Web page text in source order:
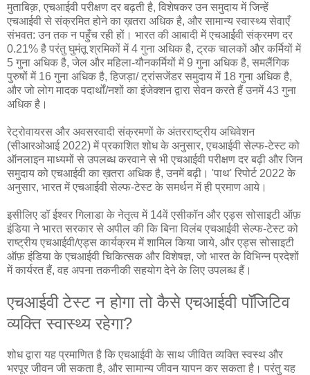
मुताबिक़, एचआईवी परीक्षण दर बढ़ती है, विशेषकर उन समुदाय में जिन्हें
एचआईवी से संक्रमित होने का ख़तरा अधिक है, और सामान्य स्वास्थ्य सेवाएँ
संभवत: उन तक न पहुँच रही हों। भारत की आबादी में एचआईवी संक्रमण दर
0.21% है परंतु घुमंतू श्रमिकों में 4 गुना अधिक है, ट्रक चालकों और कर्मियों में
5 गुना अधिक है, जेल और महिला-यौनकर्मियों में 9 गुना अधिक है, समलैंगिक
पुरुषों में 16 गुना अधिक है, हिजड़ा/ ट्रांसजेंडर समुदाय में 18 गुना अधिक है,
और जो लोग मादक पदार्थों/नशों का इंजेक्शन द्वारा सेवन करते हैं उनमें 43 गुना
अधिक है।
रेट्रोवायरस और अवसरवादी संक्रमणों के अंतरराष्ट्रीय अधिवेशन
(सीआरओआई 2022) में प्रकाशित शोध के अनुसार, एचआईवी सेल्फ-टेस्ट को
ऑनलाइन माध्यमों से उपलब्ध करवाने से भी एचआईवी परीक्षण दर बढ़ी और जिन
समुदाय को एचआईवी का ख़तरा अधिक है, उनमें बढ़ी। 'पाथ' रिपोर्ट 2022 के
अनुसार, भारत में एचआईवी सेल्फ-टेस्ट के समर्थन में ही प्रमाण आये।
इसीलिए डॉ ईश्वर गिलाडा के नेतृत्व में 14वें एसीकॉन और एड्स सोसाइटी ऑफ़
इंडिया ने भारत सरकार से अपील की कि बिना विलंब एचआईवी सेल्फ-टेस्ट को
राष्ट्रीय एचआईवी/एड्स कार्यक्रम में शामिल किया जाये, और एड्स सोसाइटी
ऑफ़ इंडिया के एचआईवी चिकित्सक और विशेषज्ञ, जो भारत के विभिन्न प्रदेशों
में कार्यरत हैं, वह अपना तकनीकी सहयोग देने के लिए उपलब्ध हैं।
एचआईवी टेस्ट न होगा तो कैसे एचआईवी पॉजिटिव
व्यक्ति स्वास्थ्य रहेगा?
शोध द्वारा यह प्रमाणित है कि एचआईवी के साथ जीवित व्यक्ति स्वस्थ और
भरपूर जीवन जी सकता है, और सामान्य जीवन यापन कर सकता है। परंतु यह